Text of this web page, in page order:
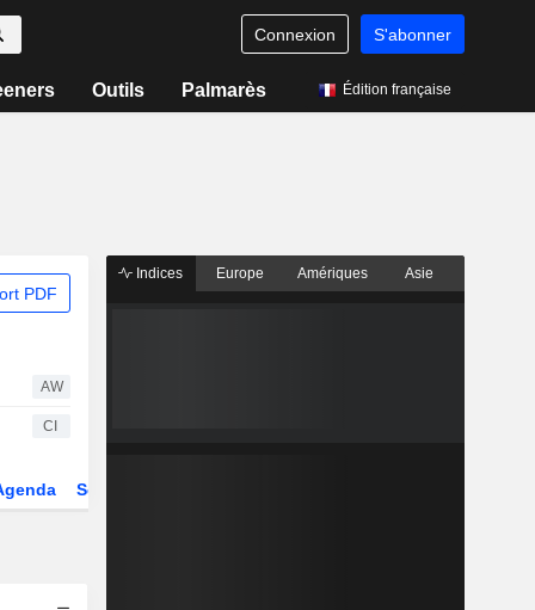
Connexion S'abonner
Outils Palmarès Édition française
PDF
AW
CI
Secteur
Indices Europe Amériques Asie